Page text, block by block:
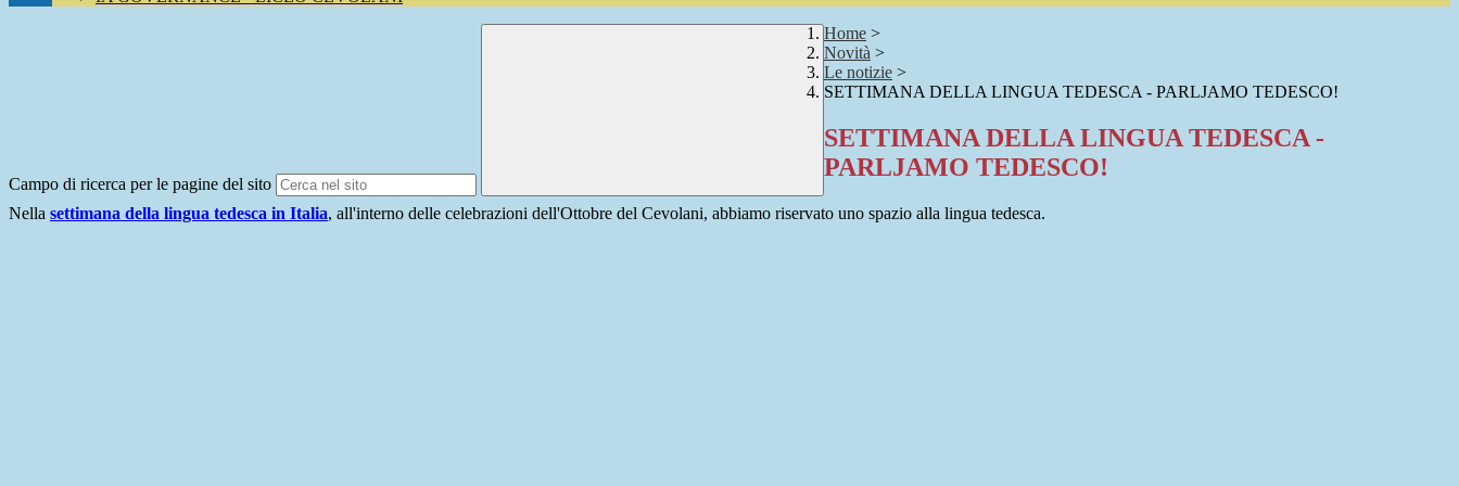
Campo di ricerca per le pagine del sito
Home >
Novità >
Le notizie >
SETTIMANA DELLA LINGUA TEDESCA - PARLJAMO TEDESCO!
SETTIMANA DELLA LINGUA TEDESCA -
PARLJAMO TEDESCO!
Nella settimana della lingua tedesca in Italia, all'interno delle celebrazioni dell'Ottobre del Cevolani, abbiamo riservato uno spazio alla lingua tedesca.